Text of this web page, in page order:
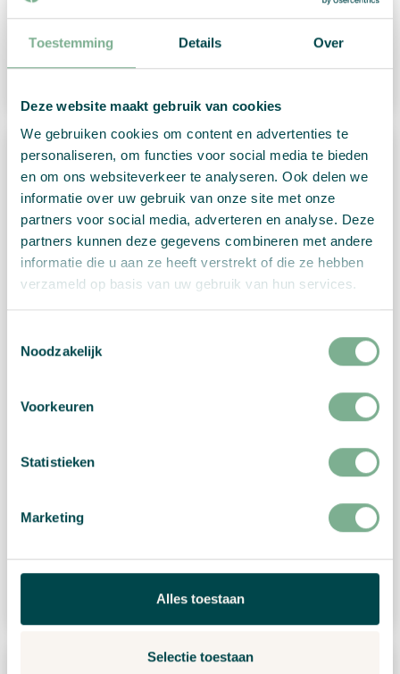
Toestemming Details Over
Deze website maakt gebruik van cookies
We gebruiken cookies om content en advertenties te
personaliseren, om functies voor social media te bieden
en om ons websiteverkeer te analyseren. Ook delen we
informatie over uw gebruik van onze site met onze
partners voor social media, adverteren en analyse. Deze
partners kunnen deze gegevens combineren met andere
informatie die u aan ze heeft verstrekt of die ze hebben
verzameld op basis van uw gebruik van hun services.
Noodzakelijk
Voorkeuren
Statistieken
Marketing
Alles toestaan
Selectie toestaan
Read more